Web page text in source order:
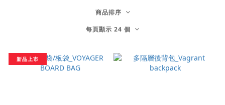
商品排序
每頁顯示 24 個
新品上市